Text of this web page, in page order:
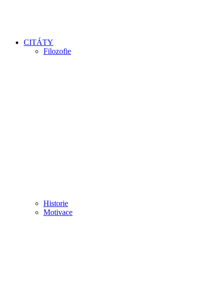
CITÁTY
Filozofie
Historie
Motivace